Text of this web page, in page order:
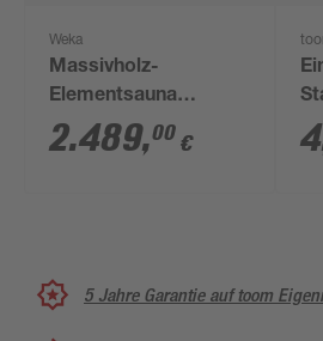
Weka
Massivholz-
Elementsauna
'Laukkala 2' mit 7,5
kW OS-Ofenset,
2.489,00 € 4
5 Jahre Garantie auf toom